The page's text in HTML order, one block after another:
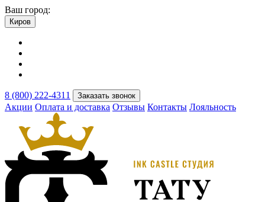
Ваш город:
Киров
8 (800) 222-4311 Заказать звонок
Акции Оплата и доставка Отзывы Контакты Лояльность